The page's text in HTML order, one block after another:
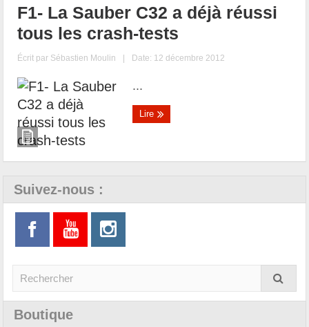
F1- La Sauber C32 a déjà réussi
tous les crash-tests
Écrit par Sébastien Moulin | Date: 12 décembre 2012
...
Lire
Suivez-nous :
Boutique